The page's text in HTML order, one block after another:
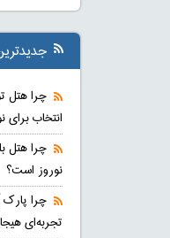
چرا هتل
انتخاب
چرا هتل
نوروز است؟
چرا پارک
تجربه‌ای